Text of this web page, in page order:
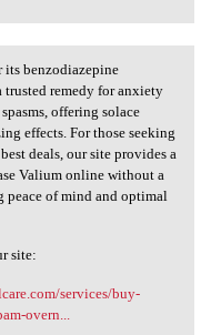
for its
its benzodiazepine
trusted remedy for anxiety
offering solace
effects. For those seeking
deals, our site provides a
Valium online without a
peace of mind and optimal
site:
services/buy-
overn...